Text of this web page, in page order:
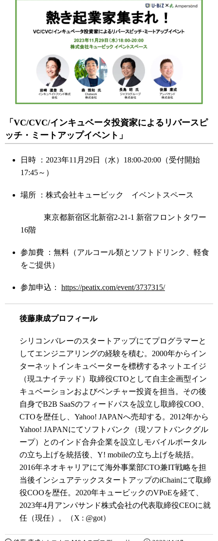
「VC/CVC/インキュベータ投資家によるリバースピ
ッチ・ミートアップイベント」
日時 ：2023年11月29日（水）18:00-20:00（受付開始
17:45～）
場所 ：株式会社キュービック イベントスペース
東京都新宿区北新宿2-21-1 新宿フロントタワー
16階
参加費 ：無料（アルコール類とソフトドリンク、軽食
をご提供）
参加申込： https://peatix.com/event/3737315/
後藤康成プロフィール
シリコンバレーのスタートアップにてプログラマーと
してエンジニアリングの経験を積む。2000年からイン
ターネットインキュベーターを標榜するネットエイジ
（現ユナイテッド）取締役CTOとして自主企画型イン
キュベーションおよびベンチャー投資を担当。その後
自身でB2B SaaSのフィードパスを設立し取締役COO、
CTOを歴任し、Yahoo! JAPANへ売却する。2012年から
Yahoo! JAPANにてソフトバンク（現ソフトバンクグル
ープ）とのインド合弁企業を設立しモバイルポータル
の立ち上げを統括後、Y! mobileの立ち上げを統括。
2016年ネオキャリアにて海外事業部CTO兼IT戦略を担
当後インシュアテックスタートアップのiChainにて取締
役COOを歴任。2020年キュービックのVPoEを経て、
2023年4月アンパサンド株式会社の代表取締役CEOに就
任（現任）。（X : @got）